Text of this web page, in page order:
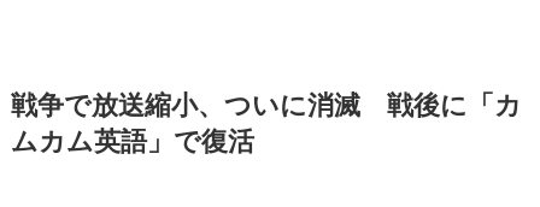
戦争で放送縮小、ついに消滅 戦後に「カ
ムカム英語」で復活